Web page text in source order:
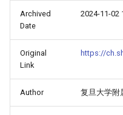
Archived
Date
2024-11-02
Original
Link
https://
Author 复旦大学附